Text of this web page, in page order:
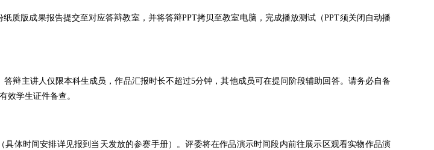
质版成果报告提交至对应答辩教室，并将答辩PPT拷贝至教室电脑，完成播放测试（PPT须关闭自动播
主讲人仅限本科生成员，作品汇报时长不超过5分钟，其他成员可在提问阶段辅助回答。请务必自备
效学生证件备查。
体时间安排详见报到当天发放的参赛手册）。评委将在作品演示时间段内前往展示区观看实物作品演